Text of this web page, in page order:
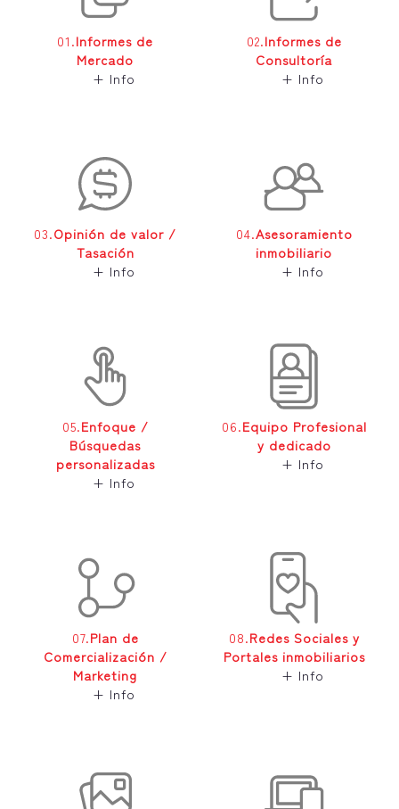
01.Informes de
Mercado
+ Info
02.Informes de
Consultoría
+ Info
03.Opinión de valor /
Tasación
+ Info
04.Asesoramiento
inmobiliario
+ Info
05.Enfoque /
Búsquedas
personalizadas
+ Info
06.Equipo Profesional
y dedicado
+ Info
07.Plan de
Comercialización /
Marketing
+ Info
08.Redes Sociales y
Portales inmobiliarios
+ Info